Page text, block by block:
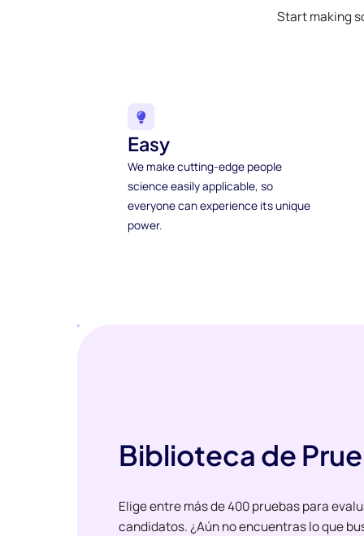
Start making
Easy
We make cutting-edge people
science easily applicable, so
everyone can experience its unique
power.
Biblioteca de
Elige entre más de 400 pruebas para
candidatos. ¿Aún no encuentras lo que